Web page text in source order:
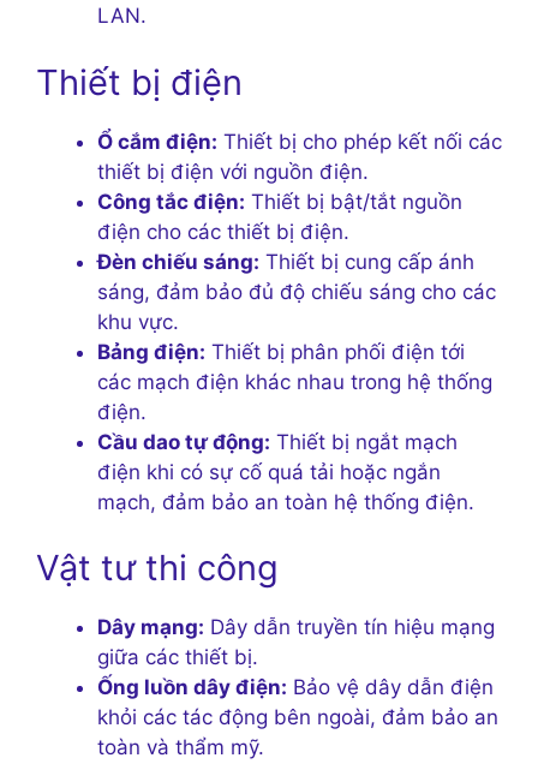
LAN.
Thiết bị điện
Ổ cắm điện: Thiết bị cho phép kết nối các
thiết bị điện với nguồn điện.
Công tắc điện: Thiết bị bật/tắt nguồn
điện cho các thiết bị điện.
Đèn chiếu sáng: Thiết bị cung cấp ánh
sáng, đảm bảo đủ độ chiếu sáng cho các
khu vực.
Bảng điện: Thiết bị phân phối điện tới
các mạch điện khác nhau trong hệ thống
điện.
Cầu dao tự động: Thiết bị ngắt mạch
điện khi có sự cố quá tải hoặc ngắn
mạch, đảm bảo an toàn hệ thống điện.
Vật tư thi công
Dây mạng: Dây dẫn truyền tín hiệu mạng
giữa các thiết bị.
Ống luồn dây điện: Bảo vệ dây dẫn điện
khỏi các tác động bên ngoài, đảm bảo an
toàn và thẩm mỹ.